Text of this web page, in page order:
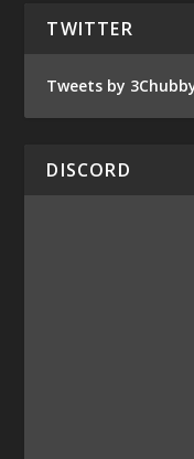
TWITTER
Tweets by
DISCORD